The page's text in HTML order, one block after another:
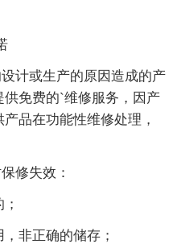
计或生产的原因造成的产
免费的`维修服务，因产
品在功能性维修处理，
修失效：
非正确的储存；